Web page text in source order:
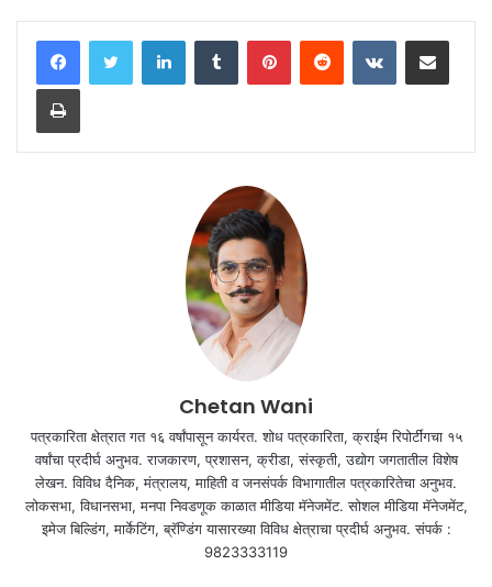
LinkedInTumblr PinterestReddit VKontakteShare via Email
Print
Chetan Wani
पत्रकारिता क्षेत्रात गत १६ वर्षांपासून कार्यरत. शोध पत्रकारिता, क्राईम रिपोर्टींगचा १५
वर्षांचा प्रदीर्घ अनुभव. राजकारण, प्रशासन, क्रीडा, संस्कृती, उद्योग जगतातील विशेष
लेखन. विविध दैनिक, मंत्रालय, माहिती व जनसंपर्क विभागातील पत्रकारितेचा अनुभव.
लोकसभा, विधानसभा, मनपा निवडणूक काळात मीडिया मॅनेजमेंट. सोशल मीडिया मॅनेजमेंट,
इमेज बिल्डिंग, मार्केटिंग, ब्रॅण्डिंग यासारख्या विविध क्षेत्राचा प्रदीर्घ अनुभव. संपर्क :
9823333119